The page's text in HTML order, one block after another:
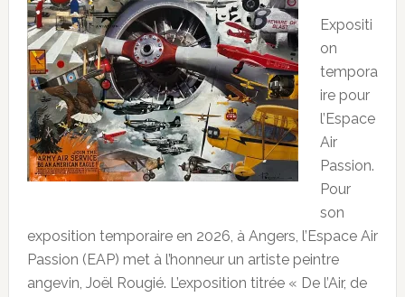
Expositi
on
tempora
ire pour
l’Espace
Air
Passion.
Pour
son
exposition temporaire en 2026, à Angers, l’Espace Air
Passion (EAP) met à l’honneur un artiste peintre
angevin, Joël Rougié. L’exposition titrée « De l’Air, de